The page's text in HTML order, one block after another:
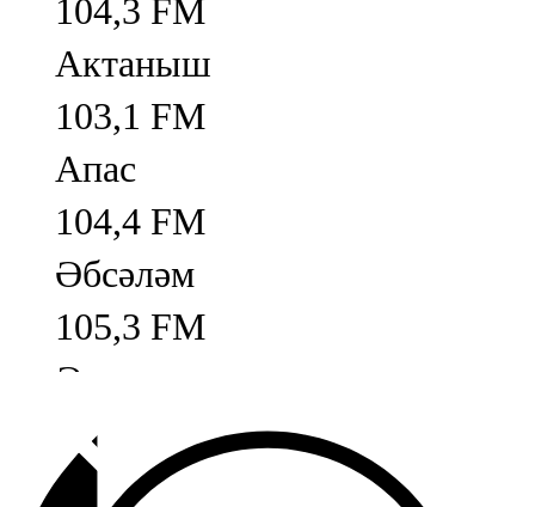
104,3 FM
Актаныш
103,1 FM
Апас
104,4 FM
Әбсәләм
105,3 FM
Әлмәт
92,9 FM
Базарлы матак